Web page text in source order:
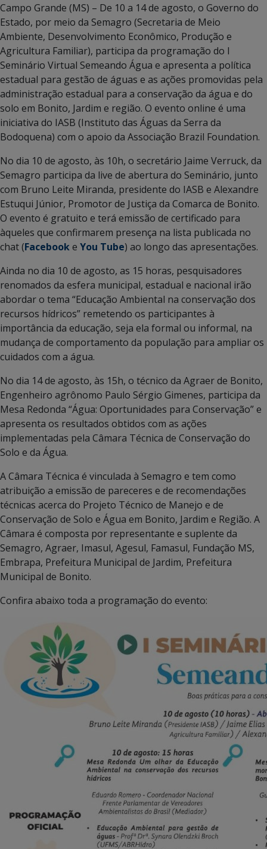
Campo Grande (MS) – De 10 a 14 de agosto, o Governo do
Estado, por meio da Semagro (Secretaria de Meio
Ambiente, Desenvolvimento Econômico, Produção e
Agricultura Familiar), participa da programação do I
Seminário Virtual Semeando Água e apresenta a política
estadual para gestão de águas e as ações promovidas pela
administração estadual para a conservação da água e do
solo em Bonito, Jardim e região. O evento online é uma
iniciativa do IASB (Instituto das Águas da Serra da
Bodoquena) com o apoio da Associação Brazil Foundation.
No dia 10 de agosto, às 10h, o secretário Jaime Verruck, da
Semagro participa da live de abertura do Seminário, junto
com Bruno Leite Miranda, presidente do IASB e Alexandre
Estuqui Júnior, Promotor de Justiça da Comarca de Bonito.
O evento é gratuito e terá emissão de certificado para
àqueles que confirmarem presença na lista publicada no
chat (Facebooke You Tube) ao longo das apresentações.
Ainda no dia 10 de agosto, as 15 horas, pesquisadores
renomados da esfera municipal, estadual e nacional irão
abordar o tema “Educação Ambiental na conservação dos
recursos hídricos” remetendo os participantes à
importância da educação, seja ela formal ou informal, na
mudança de comportamento da população para ampliar os
cuidados com a água.
No dia 14 de agosto, às 15h, o técnico da Agraer de Bonito,
Engenheiro agrônomo Paulo Sérgio Gimenes, participa da
Mesa Redonda “Água: Oportunidades para Conservação” e
apresenta os resultados obtidos com as ações
implementadas pela Câmara Técnica de Conservação do
Solo e da Água.
A Câmara Técnica é vinculada à Semagro e tem como
atribuição a emissão de pareceres e de recomendações
técnicas acerca do Projeto Técnico de Manejo e de
Conservação de Solo e Água em Bonito, Jardim e Região. A
Câmara é composta por representante e suplente da
Semagro, Agraer, Imasul, Agesul, Famasul, Fundação MS,
Embrapa, Prefeitura Municipal de Jardim, Prefeitura
Municipal de Bonito.
Confira abaixo toda a programação do evento: